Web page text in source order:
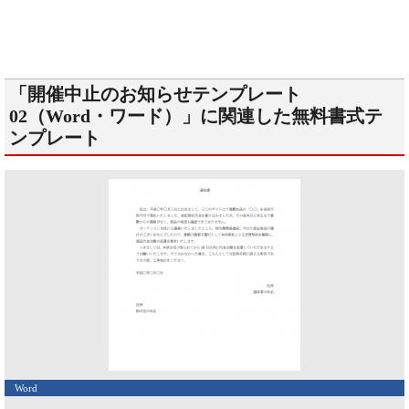
「開催中止のお知らせテンプレート
02（Word・ワード）」に関連した無料書式テ
ンプレート
Word